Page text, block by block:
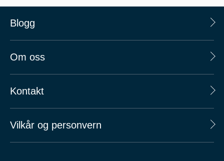
Blogg
Om oss
Kontakt
Vilkår og personvern